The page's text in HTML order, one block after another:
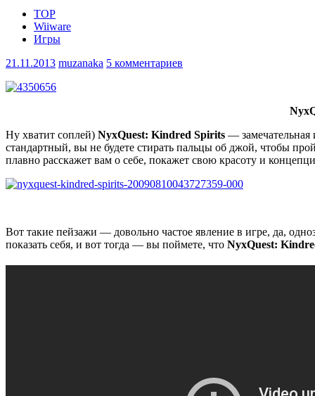
TOP
Wiiware
Игры
21.11.2013 muzanaka 5 комментариев
Ну хватит соплей) NyxQuest: Kindred Spirits — замечательная
стандартный, вы не будете стирать пальцы об джой, чтобы
плавно расскажет вам о себе, покажет свою красоту и
Вот такие пейзажи — довольно частое явление в игре, да,
показать себя, и вот тогда — вы поймете, что NyxQuest: